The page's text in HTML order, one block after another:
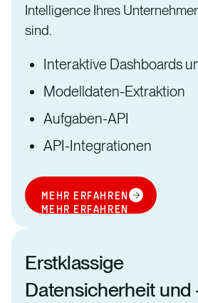
Intelligence Ihres
sind.
Interaktive Dashboards
Modelldaten-Extraktion
Aufgaben-API
API-Integrationen
MEHR ERFAHREN
MEHR ERFAHREN
Erstklassige
Datensicherheit und